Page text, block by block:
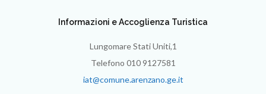
Informazioni e Accoglienza Turistica
Lungomare Stati Uniti,1
Telefono 010 9127581
iat@comune.arenzano.ge.it